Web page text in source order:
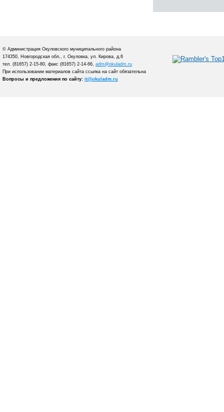
© Администрация Окуловского муниципального района
174350, Новгородская обл., г. Окуловка, ул. Кирова, д.6
тел. (81657) 2-15-80, факс (81657) 2-14-66, adm@okuladm.ru
При использовании материалов сайта ссылка на сайт обязательна
Вопросы и предложения по сайту: it@okuladm.ru